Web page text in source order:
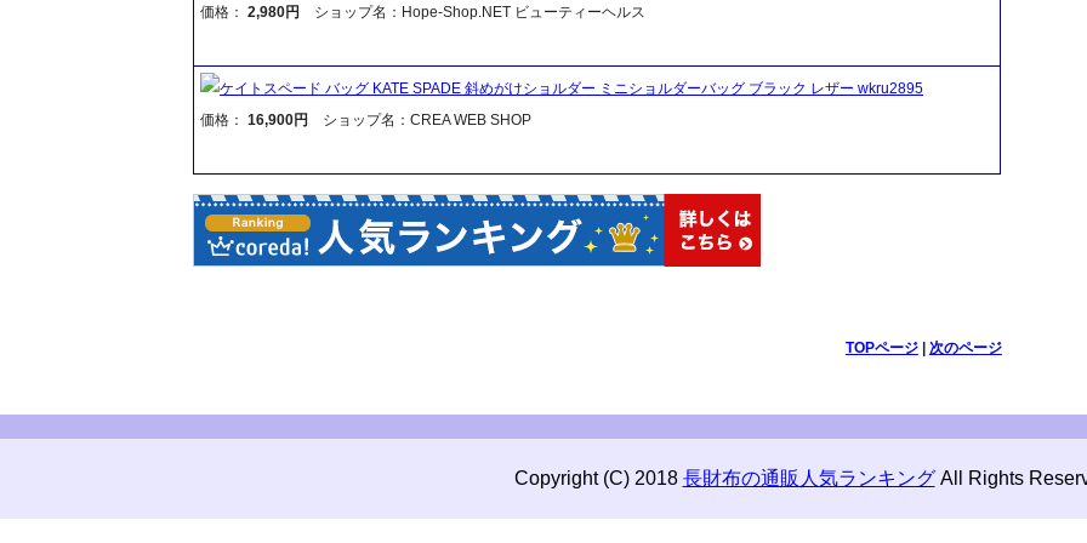
価格： 2,980円 ショップ名：Hope-Shop.NET ビューティーヘルス
ケイトスペード バッグ KATE SPADE 斜めがけショルダー ミニショルダーバッグ ブラック レザー wkru2895
価格： 16,900円 ショップ名：CREA WEB SHOP
TOPページ| 次のページ
Copyright (C) 2018 長財布の通販人気ランキングAll Rights